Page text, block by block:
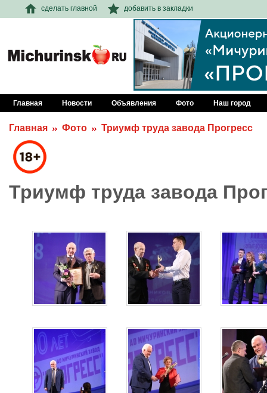
сделать главной добавить в закладки
Главная Новости Объявления Фото Наш город
Главная Фото Триумф труда завода Прогресс
Триумф труда завода